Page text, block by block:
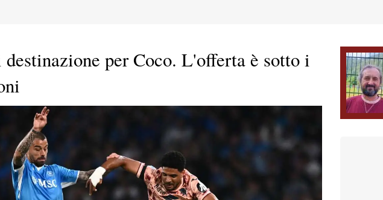
per Coco. L'offerta è sotto i